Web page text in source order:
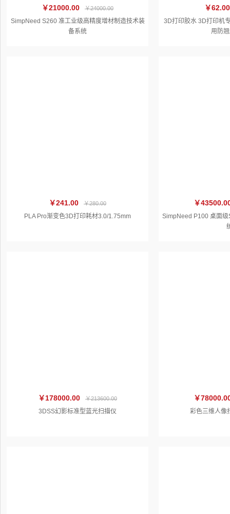
￥21000.00 ￥24000.00
SimpNeed S260 准工业级高精度增材制造技术装
备系统
￥
3D打印胶水 3D打印机
用防
￥241.00 ￥280.00
PLA Pro渐变色3D打印耗材3.0/1.75mm
￥
SimpNeed P100 桌面
￥178000.00 ￥213600.00
3DSS幻影标准型蓝光扫描仪
￥
彩色三维人像